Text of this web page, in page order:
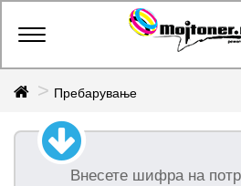
Toggle
Пребарување
Внесете шифра на
Производи
Оригинални
брендови